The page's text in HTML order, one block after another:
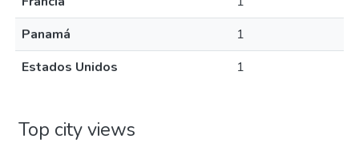
Panamá
1
Estados Unidos
1
Top city views